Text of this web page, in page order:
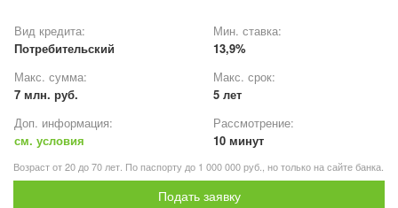
Вид кредита:
Потребительский
Мин. ставка:
13,9%
Макс. сумма:
7 млн. руб.
Макс. срок:
5 лет
Доп. информация:
см. условия
Рассмотрение:
10 минут
Возраст от 20 до 70 лет. По паспорту до 1 000 000 руб., но только на сайте банка.
Подать заявку